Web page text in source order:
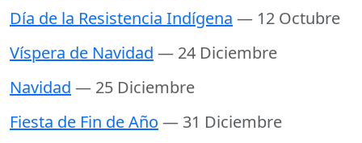
Día de la Resistencia Indígena — 12 Octubre
Víspera de Navidad — 24 Diciembre
Navidad — 25 Diciembre
Fiesta de Fin de Año — 31 Diciembre